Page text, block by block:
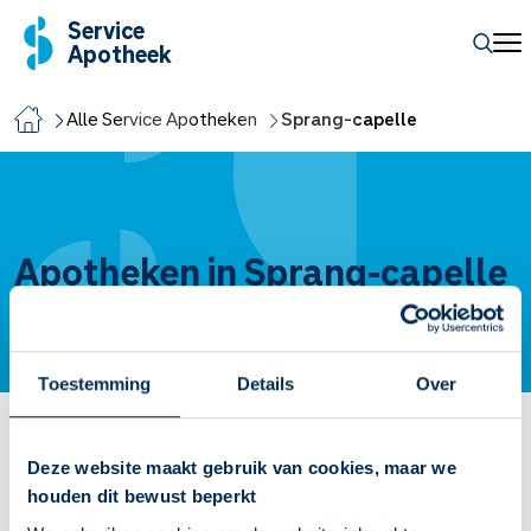
Toestemming Details Over
Deze website maakt gebruik van cookies, maar we
houden dit bewust beperkt
Service
Apotheek
Alle Service Apotheken Sprang-capelle
Apotheken in Sprang-capelle
Service Apotheek Vrijhoeve
Raadhuisplein4A5161CGSprang-capelle